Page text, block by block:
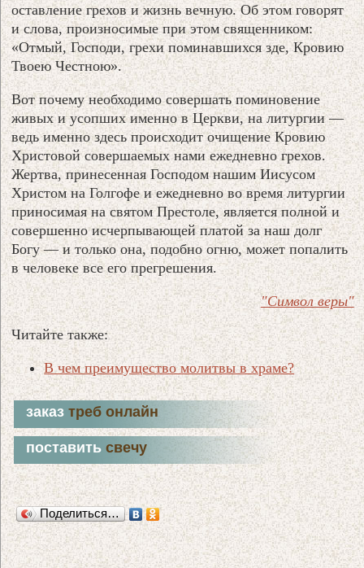
оставление грехов и жизнь вечную. Об этом говорят
и слова, произносимые при этом священником:
«Отмый, Господи, грехи поминавшихся зде, Кровию
Твоею Честною».
Вот почему необходимо совершать поминовение
живых и усопших именно в Церкви, на литургии —
ведь именно здесь происходит очищение Кровию
Христовой совершаемых нами ежедневно грехов.
Жертва, принесенная Господом нашим Иисусом
Христом на Голгофе и ежедневно во время литургии
приносимая на святом Престоле, является полной и
совершенно исчерпывающей платой за наш долг
Богу — и только она, подобно огню, может попалить
в человеке все его прегрешения.
"Символ веры"
Читайте также:
В чем преимущество молитвы в храме?
заказтреб онлайн
поставитьсвечу
Поделиться…